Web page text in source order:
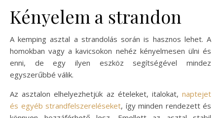
Kényelem a strandon
A kemping asztal a strandolás során is hasznos lehet. A
homokban vagy a kavicsokon nehéz kényelmesen ülni és
enni, de egy ilyen eszköz segítségével mindez
egyszerűbbé válik.
Az asztalon elhelyezhetjük az ételeket, italokat, naptejet
és egyéb strandfelszereléseket, így minden rendezett és